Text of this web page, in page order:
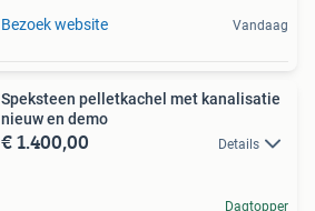
Bezoek website Vandaag
Speksteen pelletkachel met kanalisatie
nieuw en demo
€ 1.400,00 Details
Dagtopper